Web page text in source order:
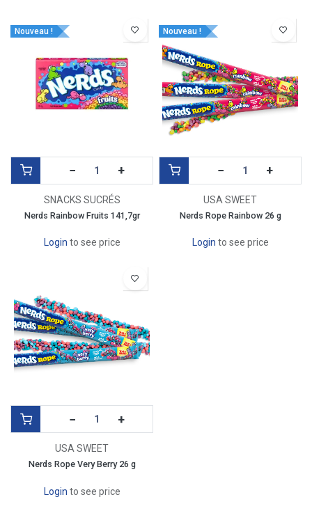
Nouveau !
− +
SNACKS SUCRÉS
Nerds Rainbow Fruits 141,7gr
Login to see price
Nouveau !
− +
USA SWEET
Nerds Rope Rainbow 26 g
Login to see price
− +
USA SWEET
Nerds Rope Very Berry 26 g
Login to see price